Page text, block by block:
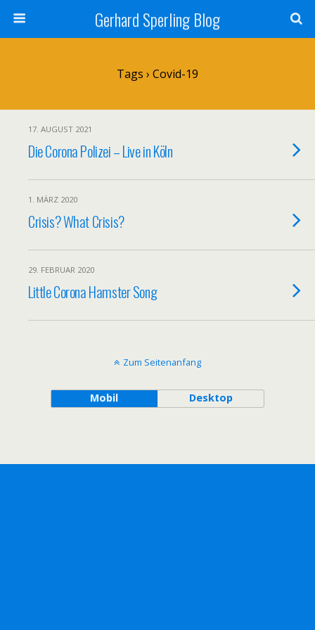
Gerhard Sperling Blog
Tags › Covid-19
17. AUGUST 2021
Die Corona Polizei – Live in Köln
1. MÄRZ 2020
Crisis? What Crisis?
29. FEBRUAR 2020
Little Corona Hamster Song
Zum Seitenanfang
Mobil Desktop